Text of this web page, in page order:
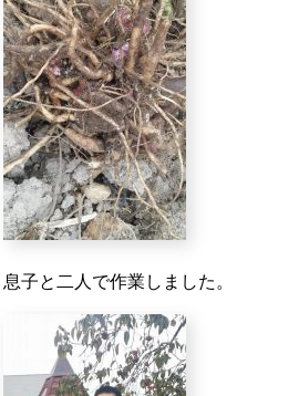
息子と二人で作業しました。